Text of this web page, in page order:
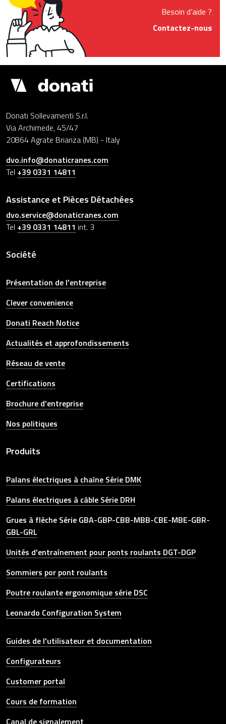
Besoin d’aide ?
Contactez-nous
Drupal
Donati Sollevamenti S.r.l.
Via Archimede, 45/47
20864 Agrate Brianza (MB) - Italy
dvo.info@donaticranes.com
Tel +39 0331 14811
Assistance et Pièces Détachées
dvo.service@donaticranes.com
Tel +39 0331 14811 int. 3
Société
Présentation de l'entreprise
Clever convenience
Donati Reach Notice
Actualités et approfondissements
Réseau de vente
Certifications
Brochure d'entreprise
Nos politiques
Produits
Palans électriques à chaîne Série DMK
Palans électriques à câble Série DRH
Grues à flèche Série GBA-GBP-CBB-MBB-CBE-MBE-GBR-
GBL-GRL
Unités d'entraînement pour ponts roulants DGT-DGP
Sommiers por pont roulants
Poutre roulante ergonomique série DSC
Leonardo Configuration System
Other link
Guides de l'utilisateur et documentation
Configurateurs
Customer portal
Cours de formation
Canal de signalement